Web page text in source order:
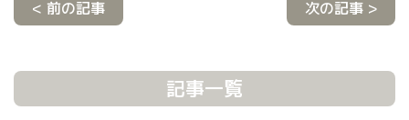
< 前の記事 次の記事 >
記事一覧